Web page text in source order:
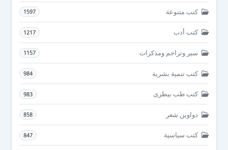
كتب متنوعة 1597
كتب أدب 1217
سير وتراجم ومذكرات 1157
كتب تنمية بشرية 984
كتب طب بيطرى 983
دواوين شعر 858
كتب سياسية 847